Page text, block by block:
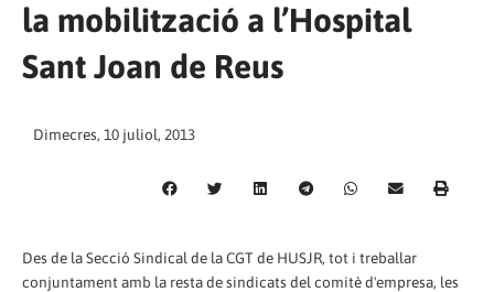
la mobilització a l’Hospital
Sant Joan de Reus
Dimecres, 10 juliol, 2013
Des de la Secció Sindical de la CGT de HUSJR, tot i treballar
conjuntament amb la resta de sindicats del comitè d'empresa, les